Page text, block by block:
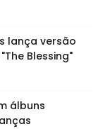
lança versão
Blessing"
álbuns